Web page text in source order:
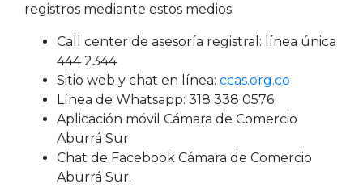
registros mediante estos medios:
Call center de asesoría registral: línea única
444 2344
Sitio web y chat en línea: ccas.org.co
Línea de Whatsapp: 318 338 0576
Aplicación móvil Cámara de Comercio
Aburrá Sur
Chat de Facebook Cámara de Comercio
Aburrá Sur.